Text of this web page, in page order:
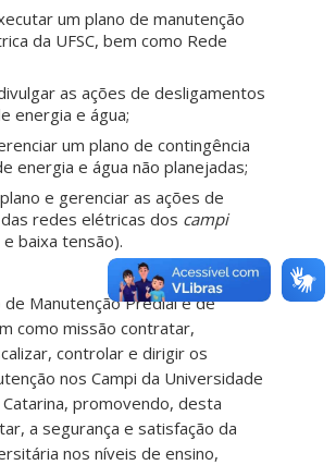
um plano de manutenção
da UFSC, bem como Rede
as ações de desligamentos
energia e água;
um plano de contingência
energia e água não planejadas;
e gerenciar as ações de
redes elétricas dos campi
e baixa tensão).
Manutenção Predial e de
como missão contratar,
controlar e dirigir os
nos Campi da Universidade
promovendo, desta
a segurança e satisfação da
nos níveis de ensino,